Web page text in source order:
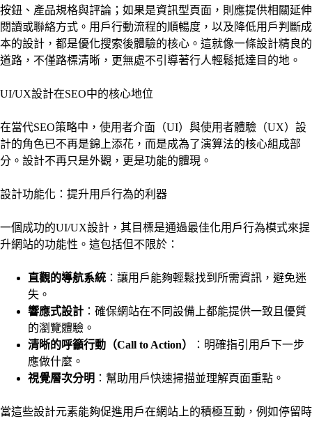
按鈕、產品規格與評論；如果是資訊型頁面，則應提供相關延伸
閱讀或聯絡方式。用戶行動流程的順暢度，以及降低用戶判斷成
本的設計，都是優化搜索後體驗的核心。這就像一條設計精良的
道路，不僅路標清晰，更無處不引導著行人輕鬆抵達目的地。
UI/UX設計在SEO中的核心地位
在當代SEO策略中，使用者介面（UI）與使用者體驗（UX）設
計的角色已不再是錦上添花，而是成為了演算法的核心組成部
分。設計不再只是外觀，更是功能的體現。
設計功能化：提升用戶行為的利器
一個成功的UI/UX設計，其目標是通過最佳化用戶行為模式來提
升網站的功能性。這包括但不限於：
直觀的導航系統 ：讓用戶能夠輕鬆找到所需資訊，避免迷
失。
響應式設計 ：確保網站在不同設備上都能提供一致且優質
的瀏覽體驗。
清晰的呼籲行動（Call to Action）
：明確指引用戶下一步
應做什麼。
視覺層次分明 ：幫助用戶快速掃描並理解頁面重點。
當這些設計元素能夠促進用戶在網站上的積極互動，例如停留時